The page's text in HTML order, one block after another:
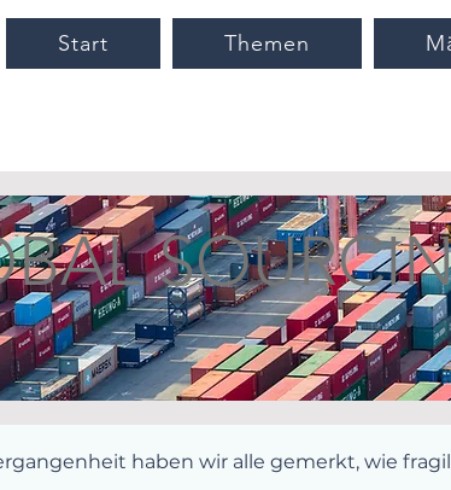
Start Themen
haben wir alle gemerkt, wie